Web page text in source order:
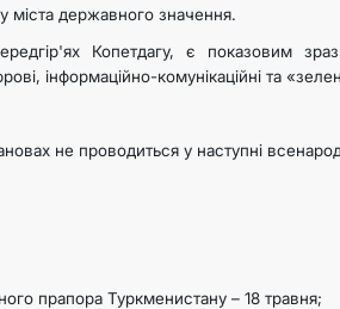
міста державного значення.
Копетдагу, є показовим
інформаційно-комунікаційні та
не проводиться у наступні
прапора Туркменистану – 18 травня;